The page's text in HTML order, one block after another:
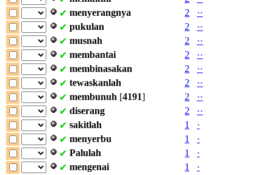
✔ menyerangnya 2 ··
✔ pukulan 2 ··
✔ musnah 2 ··
✔ membantai 2 ··
✔ membinasakan 2 ··
✔ tewaskanlah 2 ··
✔ membunuh [4191] 2 ··
✔ diserang 2 ··
✔ sakitlah 1
·
✔ menyerbu 1
·
✔ Palulah 1
·
✔ mengenai 1
·